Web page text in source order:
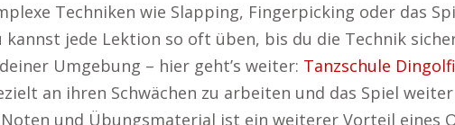
Techniken wie Slapping, Fingerpicking oder das
jede Lektion so oft üben, bis du die Technik
Umgebung – hier geht’s weiter: Tanzschule
an ihren Schwächen zu arbeiten und das Spiel
und Übungsmaterial ist ein weiterer Vorteil eines